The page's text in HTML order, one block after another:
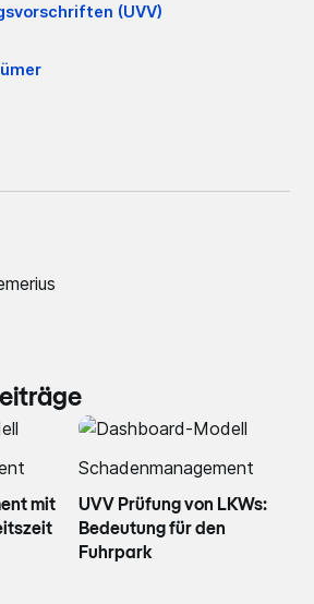
(UVV)
mit
Schadenmanagement
UVV Prüfung von LKWs:
Bedeutung für den
Fuhrpark